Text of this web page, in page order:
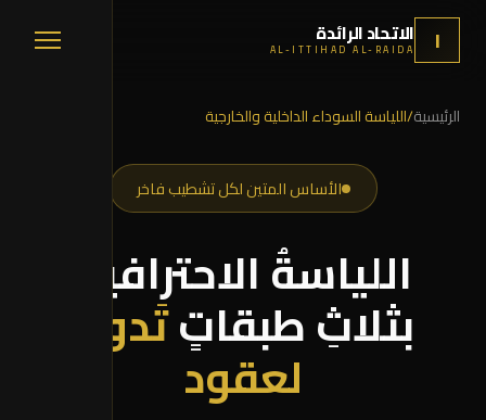
ا الاتحاد الرائدة
AL-ITTIHAD AL-RAIDA
شركة لياسة احترافية | الاتحاد
الرئيسية/اللياسة السوداء الداخلية والخارجية
الأساس المتين لكل تشطيب فاخر
اللياسةُ الاحترافية
بثلاثِ طبقاتٍتَدومُ
لعقود